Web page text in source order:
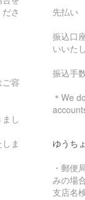
さ
容
し
ま
先払い
振込口
いいた
振込手
＊We
ゆうち
・郵便
みの場
支店名